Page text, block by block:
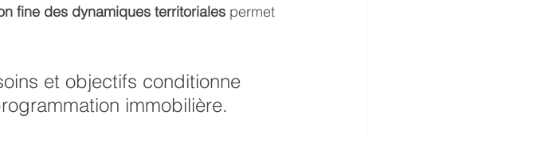
fine des dynamiques territoriales permet
et objectifs conditionne
immobilière.